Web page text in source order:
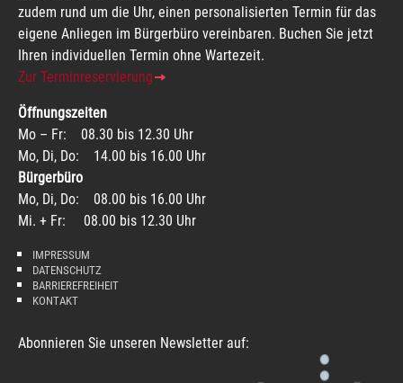
zudem rund um die Uhr, einen personalisierten Termin für das
eigene Anliegen im Bürgerbüro vereinbaren. Buchen Sie jetzt
Ihren individuellen Termin ohne Wartezeit.
Zur Terminreservierung
Öffnungszeiten
Mo – Fr: 08.30 bis 12.30 Uhr
Mo, Di, Do: 14.00 bis 16.00 Uhr
Bürgerbüro
Mo, Di, Do: 08.00 bis 16.00 Uhr
Mi. + Fr: 08.00 bis 12.30 Uhr
IMPRESSUM
DATENSCHUTZ
BARRIEREFREIHEIT
KONTAKT
Abonnieren Sie unseren Newsletter auf: